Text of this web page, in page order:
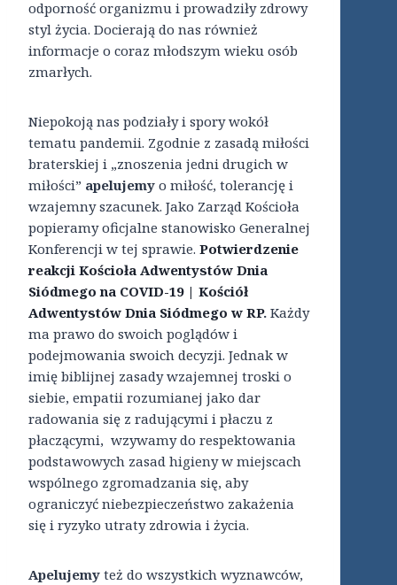
odporność organizmu i prowadziły zdrowy
styl życia. Docierają do nas również
informacje o coraz młodszym wieku osób
zmarłych.
Niepokoją nas podziały i spory wokół
tematu pandemii. Zgodnie z zasadą miłości
braterskiej i „znoszenia jedni drugich w
miłości” apelujemy o miłość, tolerancję i
wzajemny szacunek. Jako Zarząd Kościoła
popieramy oficjalne stanowisko Generalnej
Konferencji w tej sprawie. Potwierdzenie
reakcji Kościoła Adwentystów Dnia
Siódmego na COVID-19 | Kościół
Adwentystów Dnia Siódmego w RP. Każdy
ma prawo do swoich poglądów i
podejmowania swoich decyzji. Jednak w
imię biblijnej zasady wzajemnej troski o
siebie, empatii rozumianej jako dar
radowania się z radującymi i płaczu z
płaczącymi, wzywamy do respektowania
podstawowych zasad higieny w miejscach
wspólnego zgromadzania się, aby
ograniczyć niebezpieczeństwo zakażenia
się i ryzyko utraty zdrowia i życia.
Apelujemy też do wszystkich wyznawców,